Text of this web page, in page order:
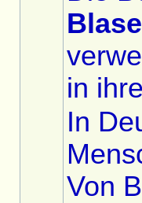
in
In
Von